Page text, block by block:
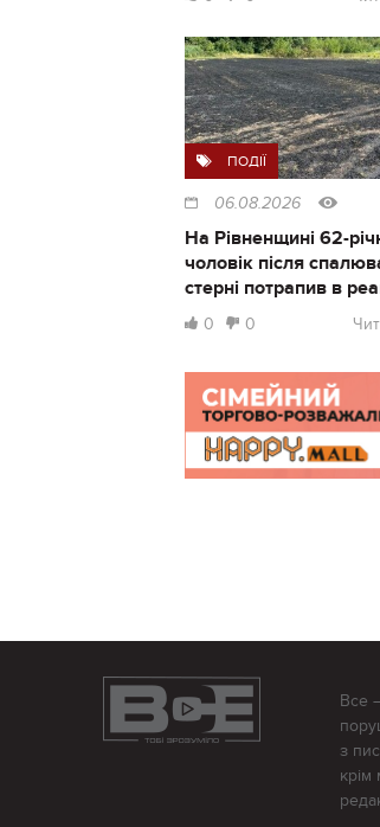
ПОДІЇ
06.08.2026
На Рівненщині 62-
чоловік після
стерні потрапив в
0 0
Все
з
крім